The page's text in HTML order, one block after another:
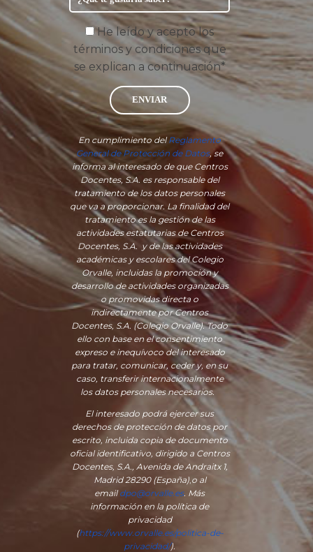
He leído y acepto los
términos y condiciones que
se explican a continuación*
ENVIAR
En cumplimiento delReglamento
General de Protección de Datos, se
informa al interesado de que Centros
Docentes, S.A. es responsable del
tratamiento de los datos personales
que va a proporcionar. La finalidad del
tratamiento es la gestión de las
actividades estatutarias de Centros
Docentes, S.A. y de las actividades
académicas y escolares del Colegio
Orvalle, incluidas la promoción y
desarrollo de actividades organizadas
o promovidas directa o
indirectamente por Centros
Docentes, S.A. (Colegio Orvalle). Todo
ello con base en el consentimiento
expreso e inequívoco del interesado
para tratar, comunicar, ceder y, en su
caso, transferir internacionalmente
los datos personales necesarios.
El interesado podrá ejercer sus
derechos de protección de datos por
escrito, incluida copia de documento
oficial identificativo, dirigido a Centros
Docentes, S.A., Avenida de Andraitx 1,
Madrid 28290 (España), o al
emaildpo@orvalle.es. Más
información en la política de
privacidad
(https://www.orvalle.es/politica-de-
privacidad/).